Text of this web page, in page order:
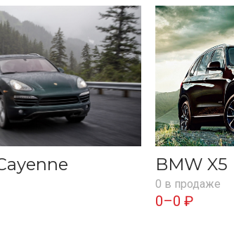
BMW X5
0 в продаже
0–0 ₽